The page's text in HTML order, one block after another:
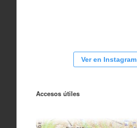
Ver en Instagram
Accesos útiles